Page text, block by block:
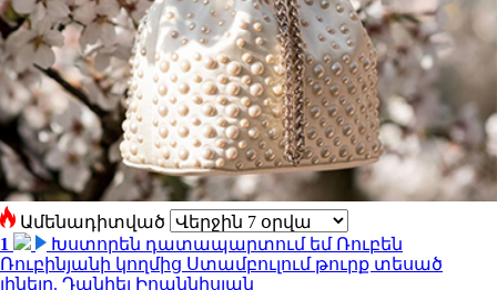
Ամենադիտված
1
Խստորեն դատապարտում եմ Ռուբեն
Ռուբինյանի կողմից Ստամբուլում թուրք տեսած
լինելը. Դանիել Իոաննիսյան